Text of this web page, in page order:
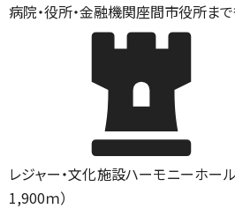
病院・役所・金融機関座間市役所まで
レジャー・文化施設ハーモニーホー
1,900ｍ）